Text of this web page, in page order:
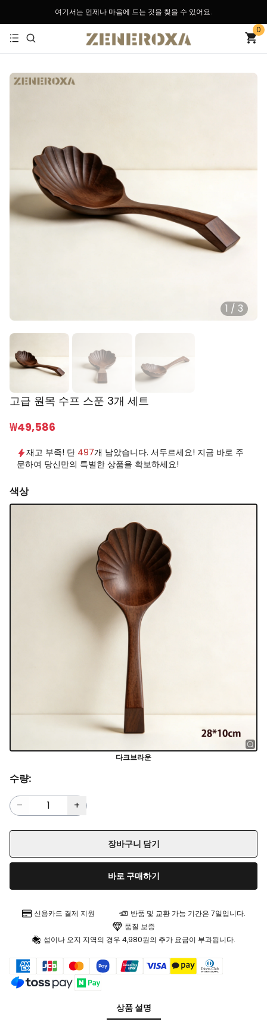
여기서는 언제나 마음에 드는 것을 찾을 수 있어요.
0
1 / 3
고급 원목 수프 스푼 3개 세트
₩49,586
재고 부족! 단 497개 남았습니다. 서두르세요! 지금 바로 주
문하여 당신만의 특별한 상품을 확보하세요!
색상
다크브라운
수량:
장바구니 담기
바로 구매하기
신용카드 결제 지원
반품 및 교환 가능 기간은 7일입니다.
품질 보증
섬이나 오지 지역의 경우 4,980원의 추가 요금이 부과됩니다.
상품 설명